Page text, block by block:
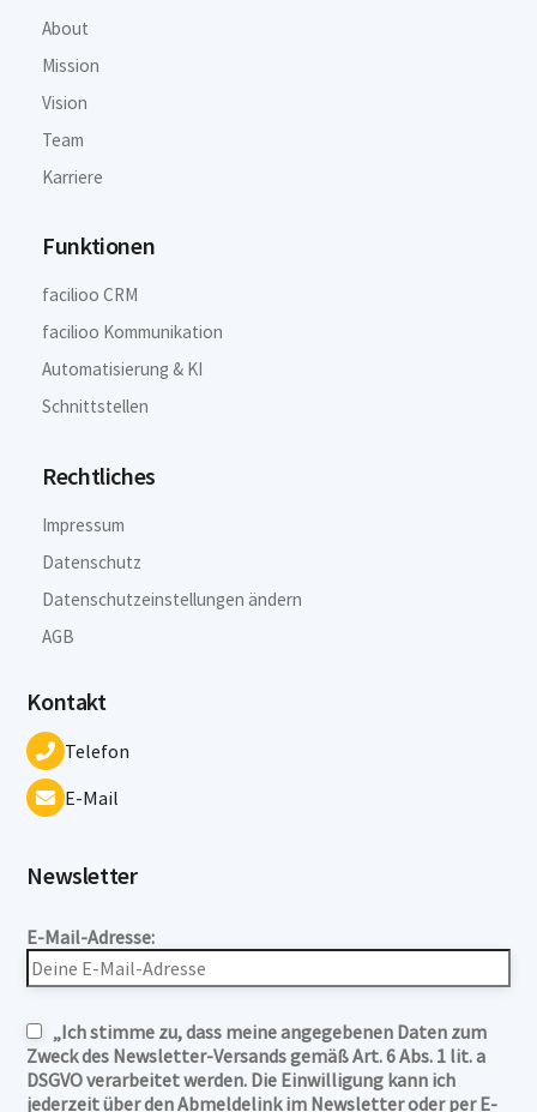
About
Mission
Vision
Team
Karriere
Funktionen
facilioo CRM
facilioo Kommunikation
Automatisierung & KI
Schnittstellen
Rechtliches
Impressum
Datenschutz
Datenschutzeinstellungen ändern
AGB
Kontakt
Telefon
E-Mail
Newsletter
E-Mail-Adresse:
„Ich stimme zu, dass meine angegebenen Daten zum
Zweck des Newsletter-Versands gemäß Art. 6 Abs. 1 lit. a
DSGVO verarbeitet werden. Die Einwilligung kann ich
jederzeit über den Abmeldelink im Newsletter oder per E-